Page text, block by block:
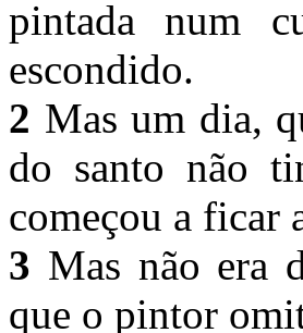
pintada num
escondido.
2 Mas um dia,
do santo não
começou a ficar
3 Mas não era
que o pintor